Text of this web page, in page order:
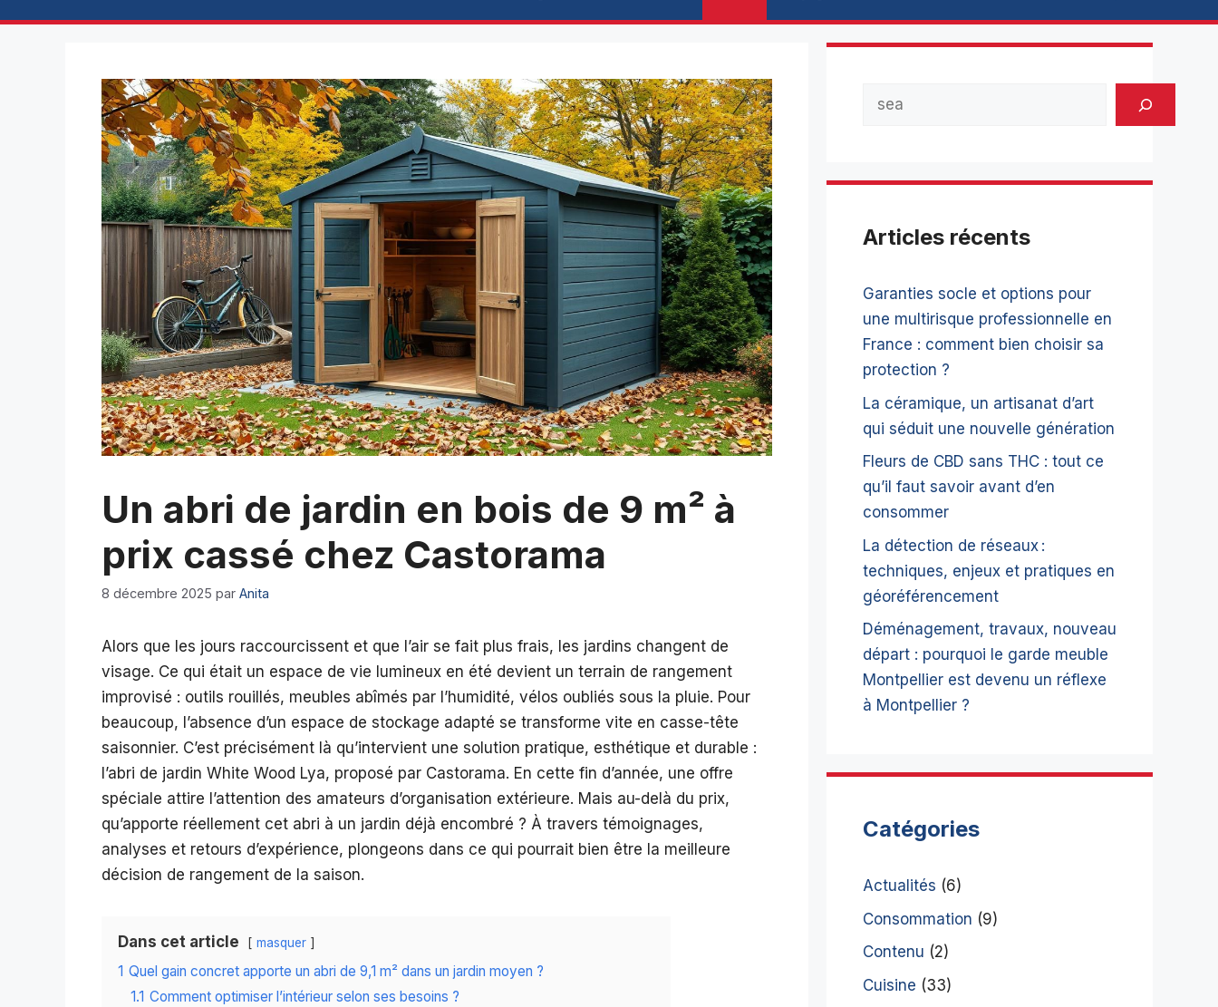
Un abri de jardin en bois de 9 m² à
prix cassé chez Castorama
8 décembre 2025 par Anita
Alors que les jours raccourcissent et que l’air se fait plus frais, les jardins changent de
visage. Ce qui était un espace de vie lumineux en été devient un terrain de rangement
improvisé : outils rouillés, meubles abîmés par l’humidité, vélos oubliés sous la pluie. Pour
beaucoup, l’absence d’un espace de stockage adapté se transforme vite en casse-tête
saisonnier. C’est précisément là qu’intervient une solution pratique, esthétique et durable :
l’abri de jardin White Wood Lya, proposé par Castorama. En cette fin d’année, une offre
spéciale attire l’attention des amateurs d’organisation extérieure. Mais au-delà du prix,
qu’apporte réellement cet abri à un jardin déjà encombré ? À travers témoignages,
analyses et retours d’expérience, plongeons dans ce qui pourrait bien être la meilleure
décision de rangement de la saison.
Dans cet article masquer
1 Quel gain concret apporte un abri de 9,1 m² dans un jardin moyen ?
1.1 Comment optimiser l’intérieur selon ses besoins ?
Articles récents
Garanties socle et options pour
une multirisque professionnelle en
France : comment bien choisir sa
protection ?
La céramique, un artisanat d’art
qui séduit une nouvelle génération
Fleurs de CBD sans THC : tout ce
qu’il faut savoir avant d’en
consommer
La détection de réseaux :
techniques, enjeux et pratiques en
géoréférencement
Déménagement, travaux, nouveau
départ : pourquoi le garde meuble
Montpellier est devenu un réflexe
à Montpellier ?
Catégories
Actualités (6)
Consommation (9)
Contenu (2)
Cuisine (33)